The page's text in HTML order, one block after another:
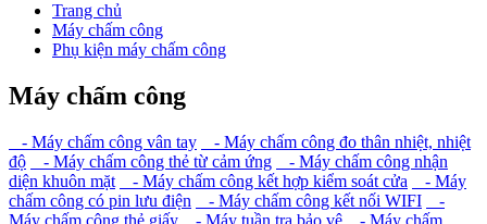
Trang chủ
Máy chấm công
Phụ kiện máy chấm công
Máy chấm công
- Máy chấm công vân tay
- Máy chấm công đo thân nhiệt, nhiệt
độ
- Máy chấm công thẻ từ cảm ứng
- Máy chấm công nhận
diện khuôn mặt
- Máy chấm công kết hợp kiểm soát cửa
- Máy
chấm công có pin lưu điện
- Máy chấm công kết nối WIFI
-
Máy chấm công thẻ giấy
- Máy tuần tra bảo vệ
- Máy chấm